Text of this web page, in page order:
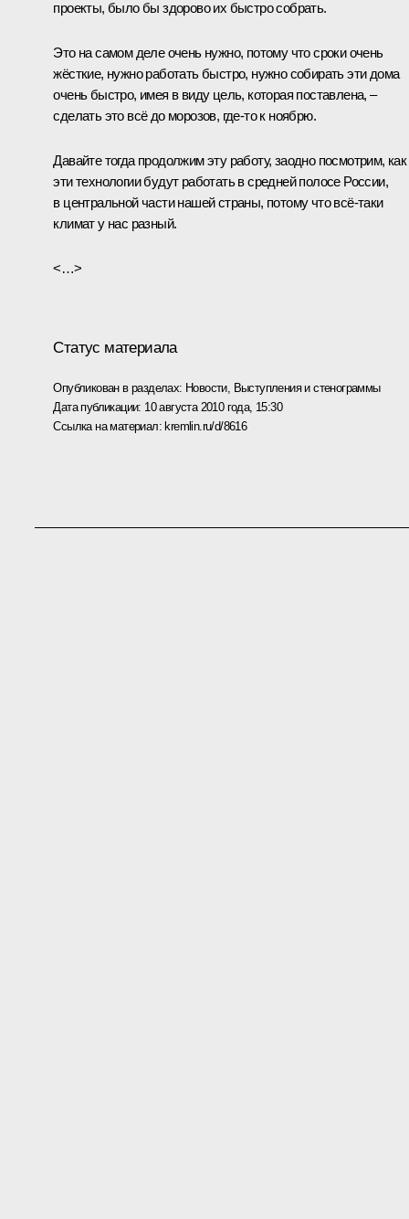
проекты, было бы здорово их быстро собрать.
Это на самом деле очень нужно, потому что сроки очень
жёсткие, нужно работать быстро, нужно собирать эти дома
очень быстро, имея в виду цель, которая поставлена, –
сделать это всё до морозов, где‑то к ноябрю.
Давайте тогда продолжим эту работу, заодно посмотрим, как
эти технологии будут работать в средней полосе России,
в центральной части нашей страны, потому что всё‑таки
климат у нас разный.
<…>
Статус материала
Опубликован в разделах: Новости, Выступления и стенограммы
Дата публикации: 10 августа 2010 года, 15:30
Ссылка на материал: kremlin.ru/d/8616